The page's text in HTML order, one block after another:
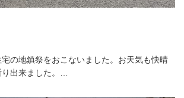
の地鎮祭をおこないました。お天気も快晴
り出来ました。…